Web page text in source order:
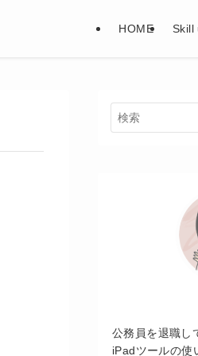
HOME Skill
公務員を退職し
iPadツールの使